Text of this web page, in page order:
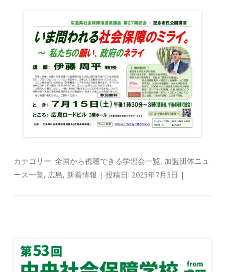
カテゴリー:全国から視聴できる学習会一覧, 加盟団体ニュ
ース一覧, 広島, 新着情報 | 投稿日: 2023年7月3日 |